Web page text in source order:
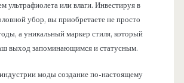
ультрафиолета или влаги. Инвестируя в
убор, вы приобретаете не просто
а уникальный маркер стиля, который
выход запоминающимся и статусным.
моды создание по-настоящему